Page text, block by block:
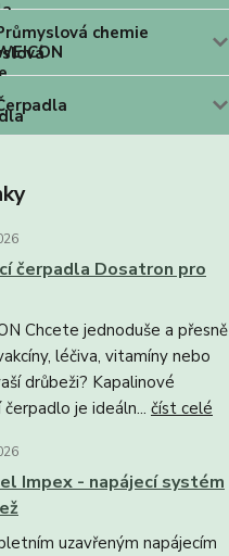
chemie
čerpadla Dosatron pro
Chcete jednoduše a přesně
léčiva, vitamíny nebo
drůbeži? Kapalinové
je ideáln... číst celé
Impex - napájecí systém
uzavřeným napájecím